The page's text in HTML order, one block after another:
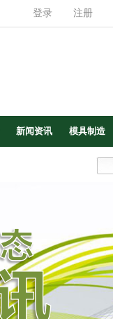
登录 注册
新闻资讯 模具制造